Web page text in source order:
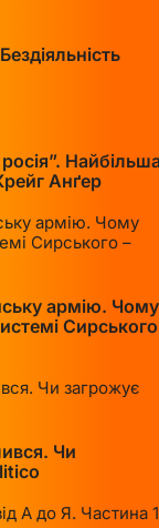
Анґер
армію. Чому
Сирського
Чи